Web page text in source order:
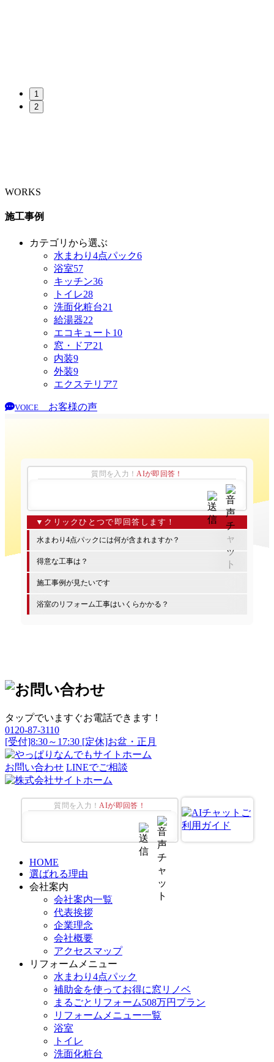
1
2
WORKS
施工事例
カテゴリから選ぶ
水まわり4点パック6
浴室57
キッチン36
トイレ28
洗面化粧台21
給湯器22
エコキュート 10
窓・ドア21
内装9
外装9
エクステリア7
VOICE お客様の声
質問を入力！AIが即回答！
水まわり4点パックには何が含まれますか？
得意な工事は？
施工事例が見たいです
浴室のリフォーム工事はいくらかかる？
タップでいますぐお電話できます！
0120-87-3110
[受付]8:30～17:30 [定休]お盆・正月
お問い合わせ LINEでご相談
質問を入力！AIが即回答！
HOME
選ばれる理由
会社案内
会社案内一覧
代表挨拶
企業理念
会社概要
アクセスマップ
リフォームメニュー
水まわり4点パック
補助金を使ってお得に窓リノベ
まるごとリフォーム508万円プラン
リフォームメニュー一覧
浴室
トイレ
洗面化粧台